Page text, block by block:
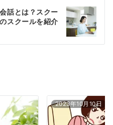
話とは？スクー
スクールを紹介
2023年10月10日